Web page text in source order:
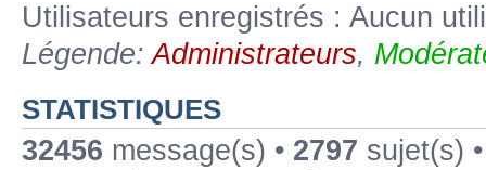
Utilisateurs enregistrés : Aucun
Légende:Administrateurs,
STATISTIQUES
32456 message(s) • 2797 sujet(s)